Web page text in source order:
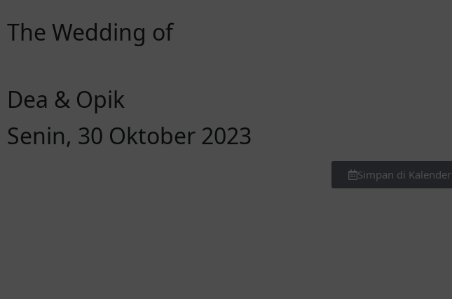
The Wedding of
Dea & Opik
Senin, 30 Oktober 2023
Simpan di Kalender